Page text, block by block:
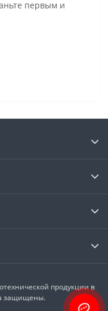
первым и
продукции в
защищены.